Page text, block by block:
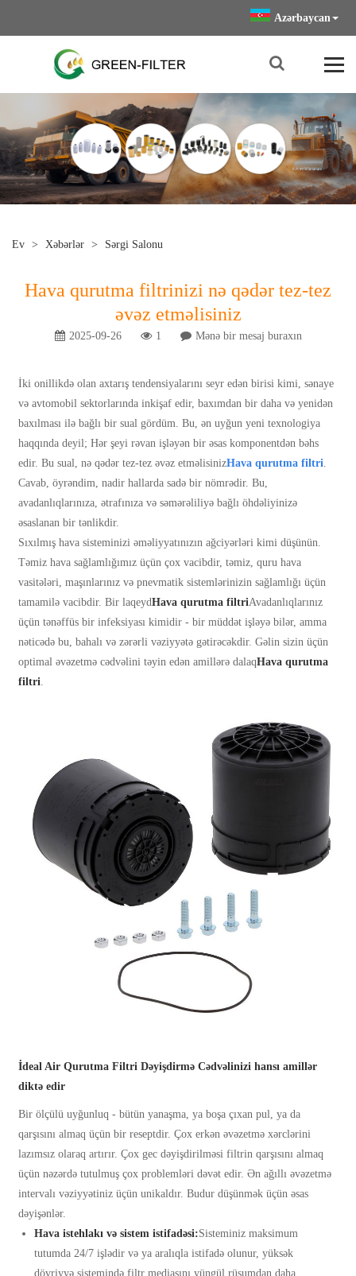
Azərbaycan
Ev > Xəbərlər > Sərgi Salonu
Hava qurutma filtrinizi nə qədər tez-tez
əvəz etməlisiniz
2025-09-26 1 Mənə bir mesaj buraxın
İki onillikdə olan axtarış tendensiyalarını seyr edən birisi kimi, sənaye
və avtomobil sektorlarında inkişaf edir, baxımdan bir daha və yenidən
baxılması ilə bağlı bir sual gördüm. Bu, ən uyğun yeni texnologiya
haqqında deyil; Hər şeyi rəvan işləyən bir əsas komponentdən bəhs
edir. Bu sual, nə qədər tez-tez əvəz etməlisinizHava qurutma filtri.
Cavab, öyrəndim, nadir hallarda sadə bir nömrədir. Bu,
avadanlıqlarınıza, ətrafınıza və səmərəliliyə bağlı öhdəliyinizə
əsaslanan bir tənlikdir.
Sıxılmış hava sisteminizi əməliyyatınızın ağciyərləri kimi düşünün.
Təmiz hava sağlamlığımız üçün çox vacibdir, təmiz, quru hava
vasitələri, maşınlarınız və pnevmatik sistemlərinizin sağlamlığı üçün
tamamilə vacibdir. Bir laqeydHava qurutma filtriAvadanlıqlarınız
üçün tənəffüs bir infeksiyası kimidir - bir müddət işləyə bilər, amma
nəticədə bu, bahalı və zərərli vəziyyətə gətirəcəkdir. Gəlin sizin üçün
optimal əvəzetmə cədvəlini təyin edən amillərə dalaqHava qurutma
filtri.
İdeal Air Qurutma Filtri Dəyişdirmə Cədvəlinizi hansı amillər
diktə edir
Bir ölçülü uyğunluq - bütün yanaşma, ya boşa çıxan pul, ya da
qarşısını almaq üçün bir reseptdir. Çox erkən əvəzetmə xərclərini
lazımsız olaraq artırır. Çox gec dəyişdirilməsi filtrin qarşısını almaq
üçün nəzərdə tutulmuş çox problemləri dəvət edir. Ən ağıllı əvəzetmə
intervalı vəziyyətiniz üçün unikaldır. Budur düşünmək üçün əsas
dəyişənlər.
Hava istehlakı və sistem istifadəsi:Sisteminiz maksimum
tutumda 24/7 işlədir və ya aralıqla istifadə olunur, yüksək
dövriyyə sistemində filtr mediasını yüngül rüsumdan daha